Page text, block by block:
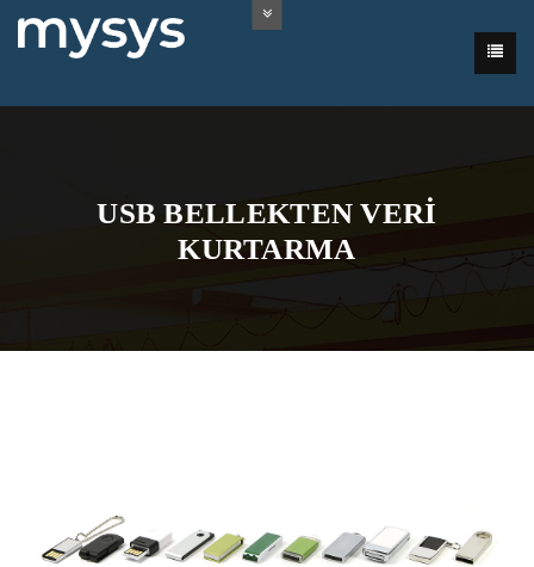
USB BELLEKTEN VERI
KURTARMA